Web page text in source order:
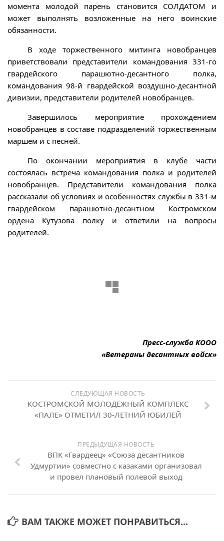
момента молодой парень становится СОЛДАТОМ и
может выполнять возложенные на него воинские
обязанности.
В ходе торжественного митинга новобранцев
приветствовали представители командования 331-го
гвардейского парашютно-десантного полка,
командования 98-й гвардейской воздушно-десантной
дивизии, представители родителей новобранцев.
Завершилось мероприятие прохождением
новобранцев в составе подразделений торжественным
маршем и с песней.
По окончании мероприятия в клубе части
состоялась встреча командования полка и родителей
новобранцев. Представители командования полка
рассказали об условиях и особенностях службы в 331-м
гвардейском парашютно-десантном Костромском
ордена Кутузова полку и ответили на вопросы
родителей.
Пресс-служба КООО
«Ветераны десантных войск»
СЛЕДУЮЩАЯ НОВОСТЬ
КОСТРОМСКОЙ МОЛОДЕЖНЫЙ КОМПЛЕКС
«ПАЛЕ» ОТМЕТИЛ 30-ЛЕТНИЙ ЮБИЛЕЙ
ПРЕДЫДУЩАЯ НОВОСТЬ
ВПК «Гвардеец» «Союза десантников
Удмуртии» совместно с казаками организовал
и провел плановый полевой выход
ВАМ ТАКЖЕ МОЖЕТ ПОНРАВИТЬСЯ...